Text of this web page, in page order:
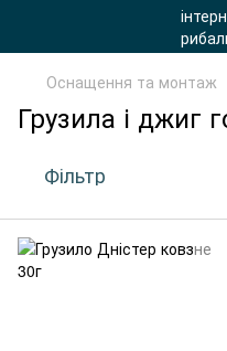
Оснащення та монтаж
Грузила і джиг
Фільтр